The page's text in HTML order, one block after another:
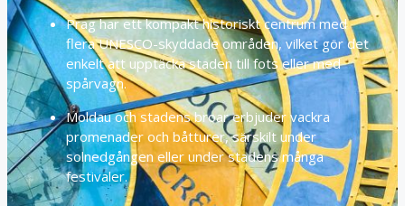
Prag har ett kompakt historiskt centrum med
flera UNESCO-skyddade områden, vilket gör det
enkelt att upptäcka staden till fots eller med
spårvagn.
Moldau och stadens broar erbjuder vackra
promenader och båtturer, särskilt under
solnedgången eller under stadens många
festivaler.